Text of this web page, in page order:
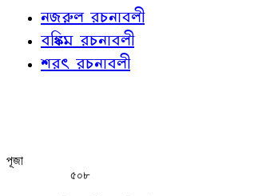
নজরুল রচনাবলী
বঙ্কিম রচনাবলী
শরৎ রচনাবলী
পূজা
৫০৮